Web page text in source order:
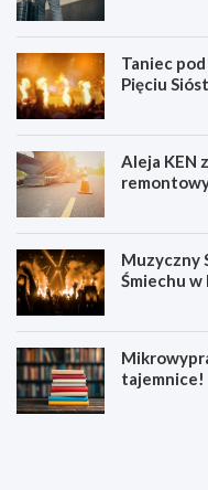
Taniec
Pięciu
Aleja KEN
Muzyczny
Śmiechu w
tajemnice!
Z
S